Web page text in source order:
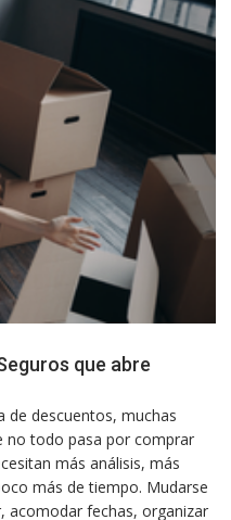
que abre
de descuentos, muchas
no todo pasa por comprar
más análisis, más
más de tiempo. Mudarse
acomodar fechas, organizar